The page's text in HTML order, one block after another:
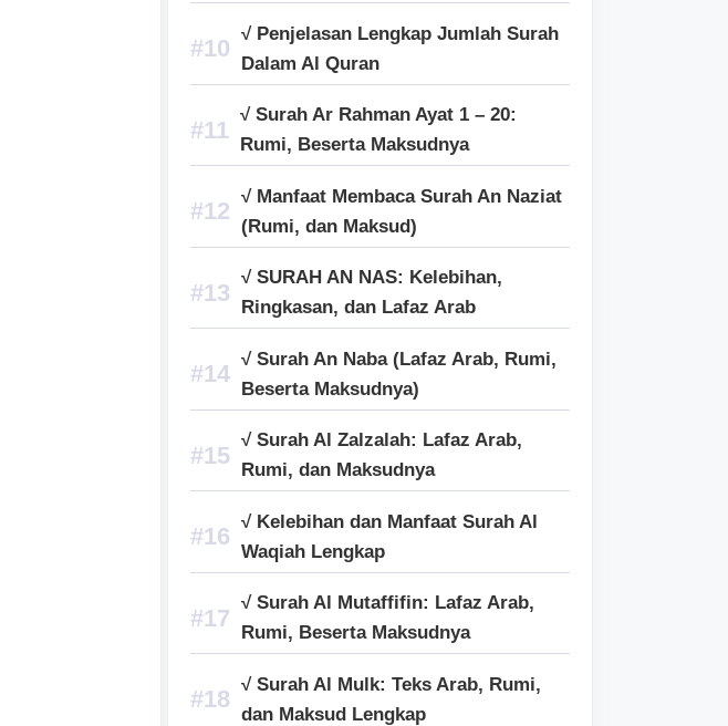
√ Penjelasan Lengkap Jumlah Surah
Dalam Al Quran
√ Surah Ar Rahman Ayat 1 – 20:
Rumi, Beserta Maksudnya
√ Manfaat Membaca Surah An Naziat
(Rumi, dan Maksud)
√ SURAH AN NAS: Kelebihan,
Ringkasan, dan Lafaz Arab
√ Surah An Naba (Lafaz Arab, Rumi,
Beserta Maksudnya)
√ Surah Al Zalzalah: Lafaz Arab,
Rumi, dan Maksudnya
√ Kelebihan dan Manfaat Surah Al
Waqiah Lengkap
√ Surah Al Mutaffifin: Lafaz Arab,
Rumi, Beserta Maksudnya
√ Surah Al Mulk: Teks Arab, Rumi,
dan Maksud Lengkap